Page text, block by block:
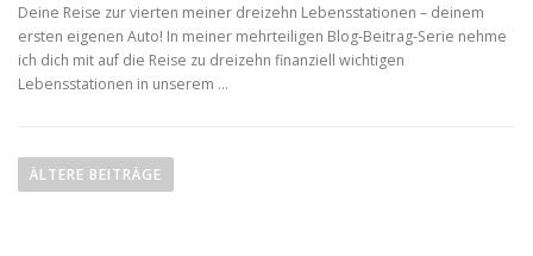
Deine Reise zur vierten meiner dreizehn Lebensstationen – deinem
ersten eigenen Auto! In meiner mehrteiligen Blog-Beitrag-Serie nehme
ich dich mit auf die Reise zu dreizehn finanziell wichtigen
Lebensstationen in unserem …
eÄLTERE BEITRÄGE